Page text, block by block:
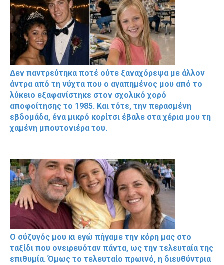
Δεν παντρεύτηκα ποτέ ούτε ξαναχόρεψα με άλλον
άντρα από τη νύχτα που ο αγαπημένος μου από το
λύκειο εξαφανίστηκε στον σχολικό χορό
αποφοίτησης το 1985. Και τότε, την περασμένη
εβδομάδα, ένα μικρό κορίτσι έβαλε στα χέρια μου τη
χαμένη μπουτονιέρα του.
Ο σύζυγός μου κι εγώ πήγαμε την κόρη μας στο
ταξίδι που ονειρευόταν πάντα, ως την τελευταία της
επιθυμία. Όμως το τελευταίο πρωινό, η διευθύντρια